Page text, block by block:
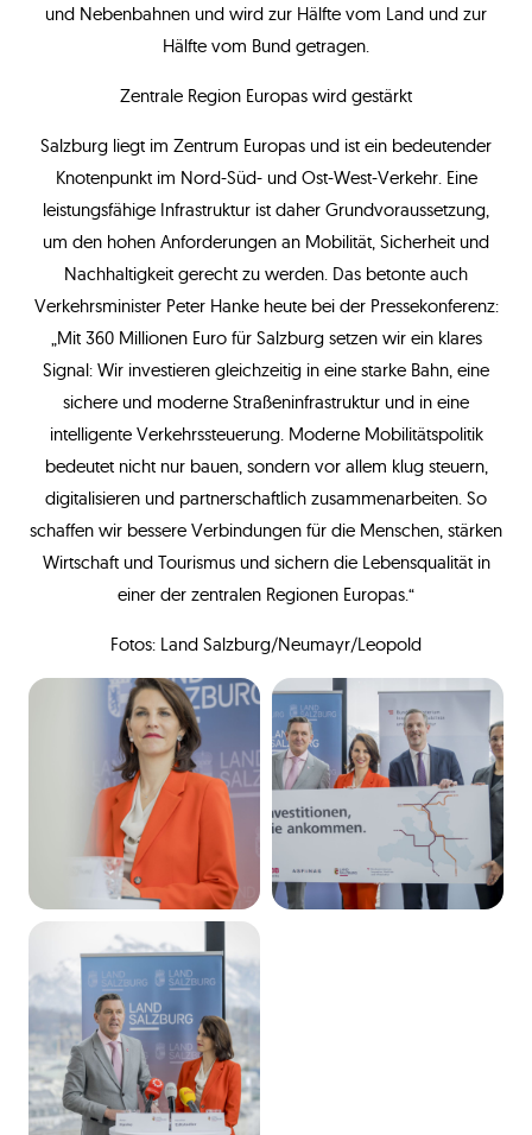
und Nebenbahnen und wird zur Hälfte vom Land und zur
Hälfte vom Bund getragen.
Zentrale Region Europas wird gestärkt
Salzburg liegt im Zentrum Europas und ist ein bedeutender
Knotenpunkt im Nord-Süd- und Ost-West-Verkehr. Eine
leistungsfähige Infrastruktur ist daher Grundvoraussetzung,
um den hohen Anforderungen an Mobilität, Sicherheit und
Nachhaltigkeit gerecht zu werden. Das betonte auch
Verkehrsminister Peter Hanke heute bei der Pressekonferenz:
„Mit 360 Millionen Euro für Salzburg setzen wir ein klares
Signal: Wir investieren gleichzeitig in eine starke Bahn, eine
sichere und moderne Straßeninfrastruktur und in eine
intelligente Verkehrssteuerung. Moderne Mobilitätspolitik
bedeutet nicht nur bauen, sondern vor allem klug steuern,
digitalisieren und partnerschaftlich zusammenarbeiten. So
schaffen wir bessere Verbindungen für die Menschen, stärken
Wirtschaft und Tourismus und sichern die Lebensqualität in
einer der zentralen Regionen Europas.“
Fotos: Land Salzburg/Neumayr/Leopold